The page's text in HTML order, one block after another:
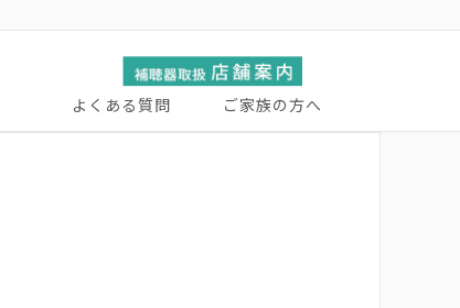
よくある質問 ご家族の方へ